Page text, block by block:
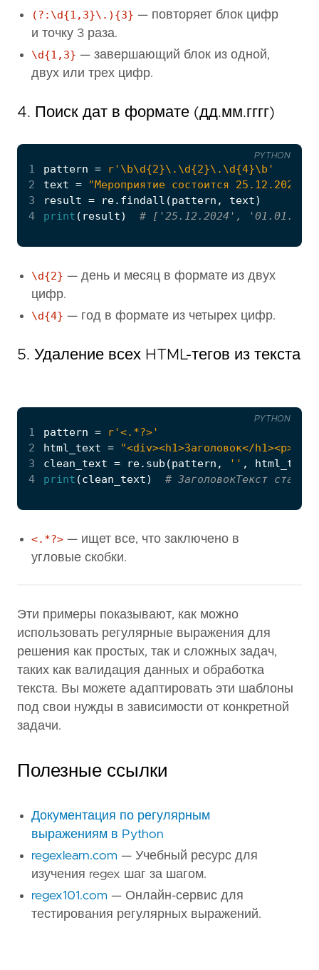
(?:\d{1,3}\.){3} — повторяет блок цифр
и точку 3 раза.
\d{1,3} — завершающий блок из одной,
двух или трех цифр.
4. Поиск дат в формате (дд.мм.гггг)
1 pattern = r'\b\d{2}\.\d{2}\.\d{4}\b'
2
text =
"Мероприятие состоится 25.12.2024,
3
result = re. findall (pattern , text)
4
print ( result) # ['25.12.2024',
PYTHON
\d{2} — день и месяц в формате из двух
цифр.
\d{4} — год в формате из четырех цифр.
5. Удаление всех HTML-тегов из текста
1 pattern = r'<.*?>'
2
html_text =
"<div><h1>Заголовок</
3
clean_text = re. sub (pattern , '' , html_text
4
print (clean_text) # ЗаголовокТекст статьи
PYTHON
<.*?> — ищет все, что заключено в
угловые скобки.
Эти примеры показывают, как можно
использовать регулярные выражения для
решения как простых, так и сложных задач,
таких как валидация данных и обработка
текста. Вы можете адаптировать эти шаблоны
под свои нужды в зависимости от конкретной
задачи.
Полезные ссылки
Документация по регулярным
выражениям в Python
regexlearn.com — Учебный ресурс для
изучения regex шаг за шагом.
regex101.com — Онлайн-сервис для
тестирования регулярных выражений.